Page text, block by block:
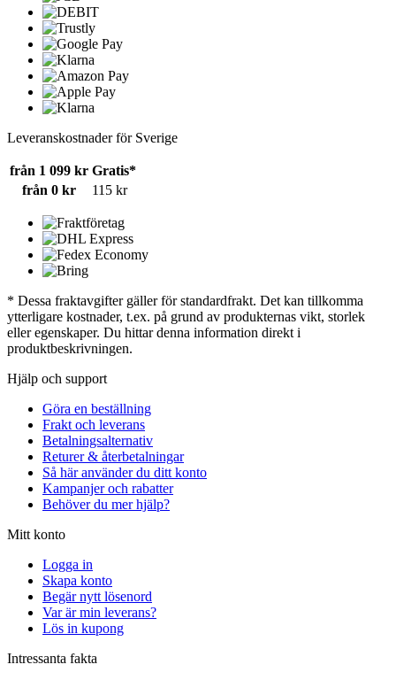
Leveranskostnader för Sverige
från 1 099 kr Gratis*
från 0 kr
115 kr
* Dessa fraktavgifter gäller för standardfrakt. Det kan tillkomma
ytterligare kostnader, t.ex. på grund av produkternas vikt, storlek
eller egenskaper. Du hittar denna information direkt i
produktbeskrivningen.
Hjälp och support
Göra en beställning
Frakt och leverans
Betalningsalternativ
Returer & återbetalningar
Så här använder du ditt konto
Kampanjer och rabatter
Behöver du mer hjälp?
Mitt konto
Logga in
Skapa konto
Begär nytt lösenord
Var är min leverans?
Lös in kupong
Intressanta fakta